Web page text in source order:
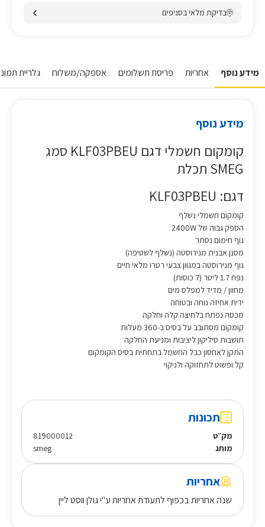
בדיקת מלאי בסניפים
מידע נוסף אחריות פריסת תשלומים אספקה/משלוח גלריית
מידע נוסף
קומקום חשמלי דגם KLF03PBEU סמג
SMEG תכלת
דגם: KLF03PBEU
קומקום חשמלי נשלף
הספק גבוה של 2400W
גוף חימום נסתר
מסנן אבנית מנירוסטה (נשלף לשטיפה)
גוף מנירוסטה במגוון צבעי רטרו מלאי חיים
נפח 1.7 ליטר (7 כוסות)
מחוון / מדיד למפלס מים
ידית אחיזה נוחה ובטוחה
מכסה נפתח בלחיצה קלה וחלקה
קומקום מסתובב על בסיס ב-360 מעלות
תושבות סיליקון ליציבות ומניעת החלקה
התקן לאחסון כבל החשמל בתחתית בסיס הקומקום
קל ופשוט לתחזוקה ולניקוי
תכונות
מק״ט
819000012
מותג
smeg
אחריות
שנה אחריות בכפוף לתעודת אחריות ע"י גולן ווסט ליין